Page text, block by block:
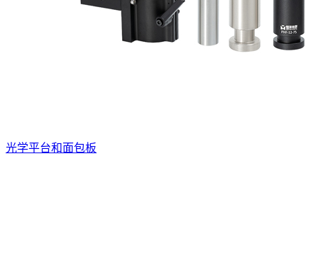
光学平台和面包板